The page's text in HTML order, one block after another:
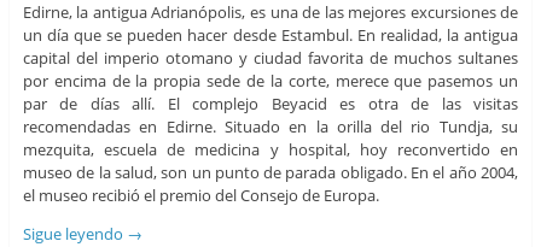
Edirne, la antigua Adrianópolis, es una de las mejores excursiones de
un día que se pueden hacer desde Estambul. En realidad, la antigua
capital del imperio otomano y ciudad favorita de muchos sultanes
por encima de la propia sede de la corte, merece que pasemos un
par de días allí. El complejo Beyacid es otra de las visitas
recomendadas en Edirne. Situado en la orilla del rio Tundja, su
mezquita, escuela de medicina y hospital, hoy reconvertido en
museo de la salud, son un punto de parada obligado. En el año 2004,
el museo recibió el premio del Consejo de Europa.
Sigue leyendo →